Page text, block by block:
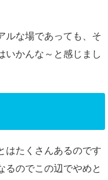
ルな場であっても、そ
いかんな～と感じまし
はたくさんあるのです
るのでこの辺でやめと